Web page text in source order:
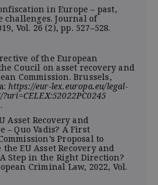
in Europe – past,
Journal of
Vol. 26 (2), pp. 527–528.
of the European
Coucil on asset recovery and
Commission. Brussels,
https://eur-lex.europa.eu/legal-
Asset Recovery and
– Quo Vadis? A First
Proposal to
EU Asset Recovery and
Step in the Right Direction?
Criminal Law, 2022, Vol.